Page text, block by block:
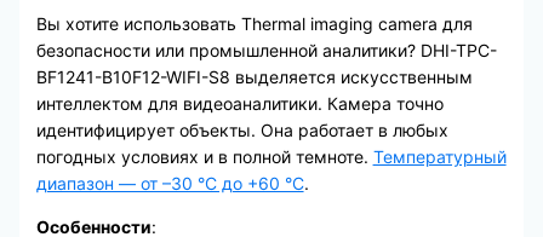
Вы хотите использовать Thermal imaging camera для
безопасности или промышленной аналитики? DHI-TPC-
BF1241-B10F12-WIFI-S8 выделяется искусственным
интеллектом для видеоаналитики. Камера точно
идентифицирует объекты. Она работает в любых
погодных условиях и в полной темноте. Температурный
диапазон — от –30 °C до +60 °C.
Особенности: